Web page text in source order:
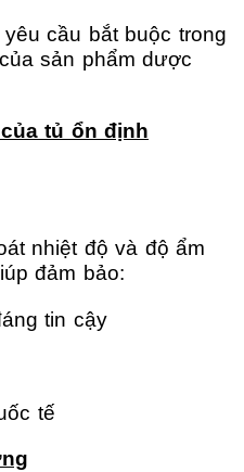
cầu bắt buộc trong
sản phẩm dược
tủ ổn định
nhiệt độ và độ ẩm
đảm bảo:
tin cậy
tế